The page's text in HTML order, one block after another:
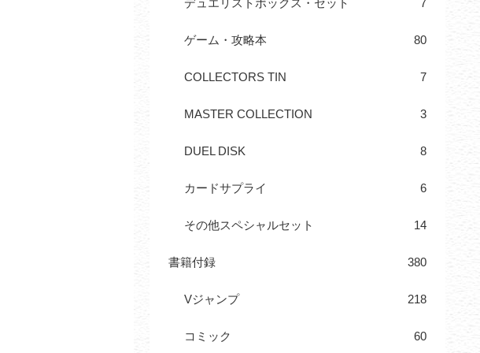
ゲーム・攻略本 80
COLLECTORS TIN 7
MASTER COLLECTION 3
DUEL DISK 8
カードサプライ 6
その他スペシャルセット 14
書籍付録 380
Vジャンプ 218
コミック 60